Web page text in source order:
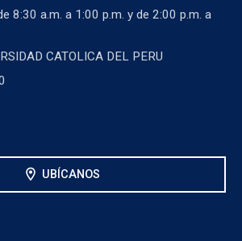
8:30 a.m. a 1:00 p.m. y de 2:00 p.m. a
CATOLICA DEL PERU
location_on UBÍCANOS